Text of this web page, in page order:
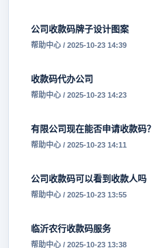
公司收款码牌子设计图案
帮助中心 / 2025-10-23 14:39
收款码代办公司
帮助中心 / 2025-10-23 14:23
有限公司现在能否申请收款码？
帮助中心 / 2025-10-23 14:11
公司收款码可以看到收款人吗
帮助中心 / 2025-10-23 13:55
临沂农行收款码服务
帮助中心 / 2025-10-23 13:38